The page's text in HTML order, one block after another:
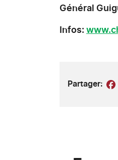
Général
Infos:
Partager: